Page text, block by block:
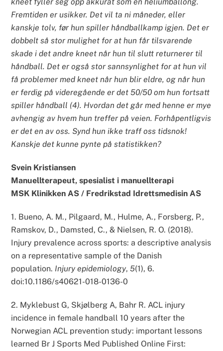
Fremtiden er usikker. Det vil ta ni måneder, eller
kanskje tolv, før hun spiller håndballkamp igjen. Det er
dobbelt så stor mulighet for at hun får tilsvarende
skade i det andre kneet når hun til slutt returnerer til
håndball. Det er også stor sannsynlighet for at hun vil
få problemer med kneet når hun blir eldre, og når hun
er ferdig på videregående er det 50/50 om hun fortsatt
spiller håndball (4). Hvordan det går med henne er mye
avhengig av hvem hun treffer på veien. Forhåpentligvis
er det en av oss. Synd hun ikke traff oss tidsnok!
Kanskje det kunne pynte på statistikken?
Svein Kristiansen
Manuellterapeut, spesialist i manuellterapi
MSK Klinikken AS / Fredrikstad Idrettsmedisin AS
1. Bueno, A. M., Pilgaard, M., Hulme, A., Forsberg, P.,
Ramskov, D., Damsted, C., & Nielsen, R. O. (2018).
Injury prevalence across sports: a descriptive analysis
on a representative sample of the Danish
population. Injury epidemiology,5(1), 6.
doi:10.1186/s40621-018-0136-0
2. Myklebust G, Skjølberg A, Bahr R. ACL injury
incidence in female handball 10 years after the
Norwegian ACL prevention study: important lessons
learned Br J Sports Med Published Online First: